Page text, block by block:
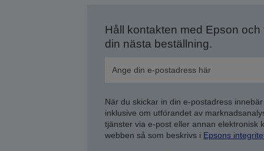
Håll kontakten med Epson
din nästa beställning.
När du skickar in din e-postadress
inklusive om utförandet av
tjänster via e-post eller annan elektronisk
webben så som beskrivs i Epsons